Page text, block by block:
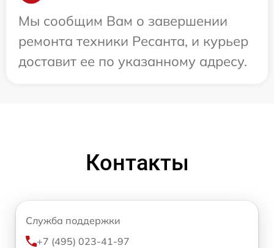
Мы сообщим Вам о завершении
ремонта техники Ресанта, и курьер
доставит ее по указанному адресу.
Контакты
Служба поддержки
+7 (495) 023-41-97